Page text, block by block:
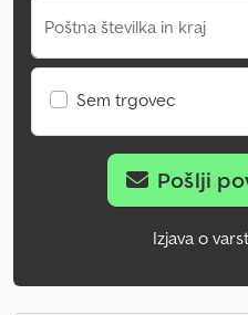
Poštna številka in kraj
Sem trgovec
Pošlji
Izjava o